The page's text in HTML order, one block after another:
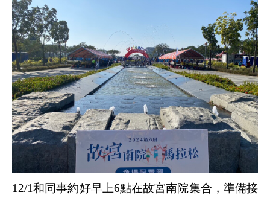
12/1和同事約好早上6點在故宮南院集合，準備接